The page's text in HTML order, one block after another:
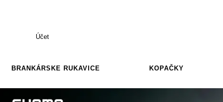
Účet
BRANKÁRSKE RUKAVICE KOPAČKY